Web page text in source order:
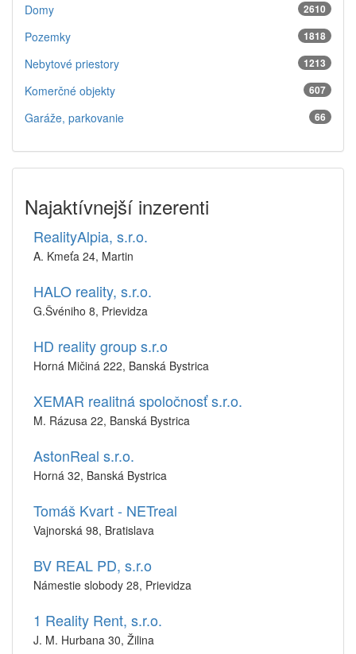
2610
Domy
1818
Pozemky
1213
Nebytové priestory
607
Komerčné objekty
66
Garáže, parkovanie
Najaktívnejší inzerenti
RealityAlpia, s.r.o.
A. Kmeťa 24, Martin
HALO reality, s.r.o.
G.Švéniho 8, Prievidza
HD reality group s.r.o
Horná Mičiná 222, Banská Bystrica
XEMAR realitná spoločnosť s.r.o.
M. Rázusa 22, Banská Bystrica
AstonReal s.r.o.
Horná 32, Banská Bystrica
Tomáš Kvart - NETreal
Vajnorská 98, Bratislava
BV REAL PD, s.r.o
Námestie slobody 28, Prievidza
1 Reality Rent, s.r.o.
J. M. Hurbana 30, Žilina